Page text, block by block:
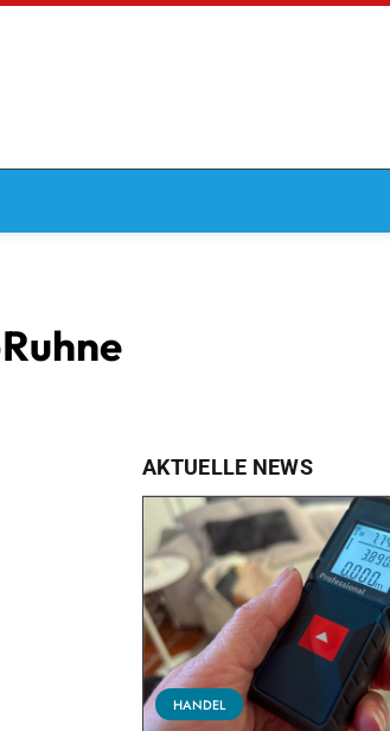
AKTUELLE NEWS
HANDEL